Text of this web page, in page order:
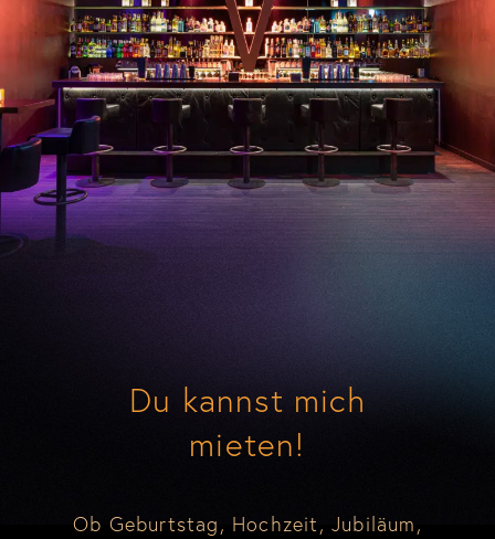
Du kannst mich
mieten!
Ob Geburtstag, Hochzeit, Jubiläum,